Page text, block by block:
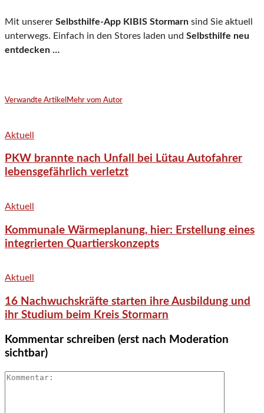
Mit unserer Selbsthilfe-App KIBIS Stormarn sind Sie aktuell
unterwegs. Einfach in den Stores laden und Selbsthilfe neu
entdecken …
Verwandte Artikel Mehr vom Autor
Aktuell
PKW brannte nach Unfall bei Lütau Autofahrer
lebensgefährlich verletzt
Aktuell
Kommunale Wärmeplanung, hier: Erstellung eines
integrierten Quartierskonzepts
Aktuell
16 Nachwuchskräfte starten ihre Ausbildung und
ihr Studium beim Kreis Stormarn
Kommentar schreiben (erst nach Moderation
sichtbar)